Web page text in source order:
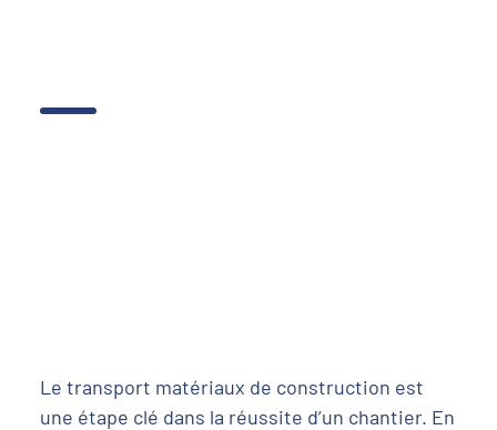
Le transport matériaux de construction est
une étape clé dans la réussite d’un chantier. En